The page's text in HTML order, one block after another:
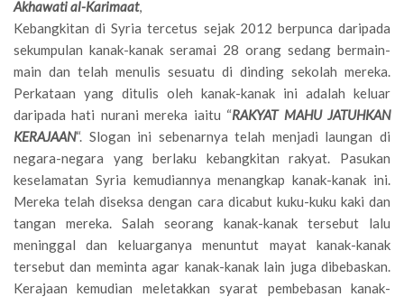
Akhawati al-Karimaat,
Kebangkitan di Syria tercetus sejak 2012 berpunca daripada
sekumpulan kanak-kanak seramai 28 orang sedang bermain-
main dan telah menulis sesuatu di dinding sekolah mereka.
Perkataan yang ditulis oleh kanak-kanak ini adalah keluar
daripada hati nurani mereka iaitu “RAKYAT MAHU JATUHKAN
KERAJAAN“. Slogan ini sebenarnya telah menjadi laungan di
negara-negara yang berlaku kebangkitan rakyat. Pasukan
keselamatan Syria kemudiannya menangkap kanak-kanak ini.
Mereka telah diseksa dengan cara dicabut kuku-kuku kaki dan
tangan mereka. Salah seorang kanak-kanak tersebut lalu
meninggal dan keluarganya menuntut mayat kanak-kanak
tersebut dan meminta agar kanak-kanak lain juga dibebaskan.
Kerajaan kemudian meletakkan syarat pembebasan kanak-